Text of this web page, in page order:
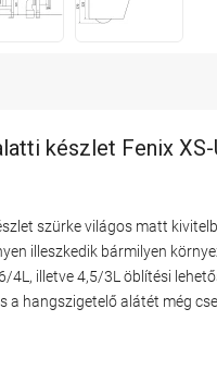
készlet Fenix
szürke világos matt
illeszkedik bármilyen
4L, illetve 4,5/3L öblítési
a hangszigetelő alátét még